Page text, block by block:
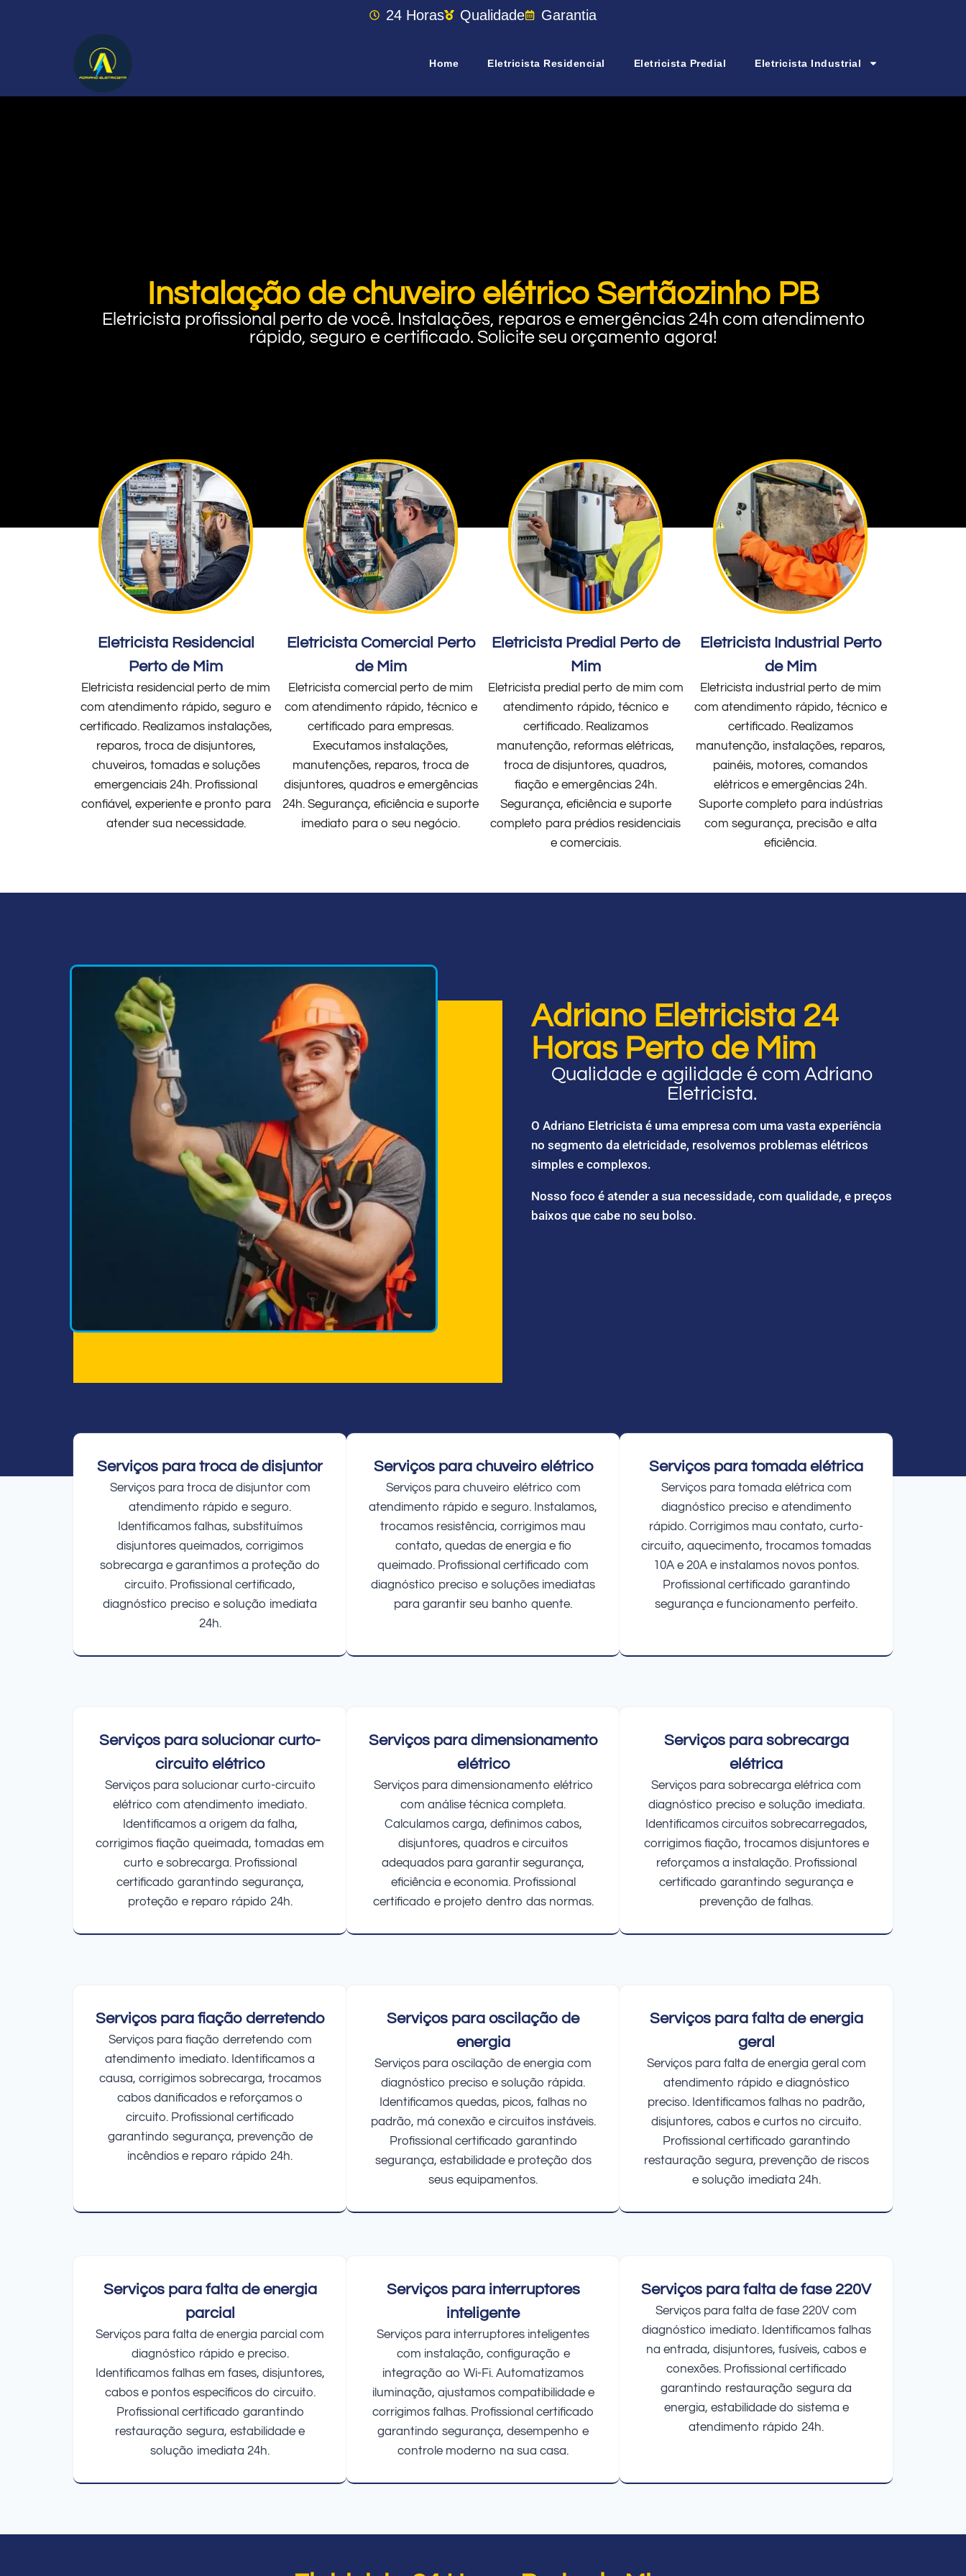
24 Horas Qualidade Garantia
Home Eletricista Residencial Eletricista Predial Eletricista Industrial
Instalação de chuveiro elétrico Sertãozinho PB
Eletricista profissional perto de você. Instalações, reparos e emergências 24h com atendimento
rápido, seguro e certificado. Solicite seu orçamento agora!
Eletricista Residencial
Perto de Mim
Eletricista residencial perto de mim
com atendimento rápido, seguro e
certificado. Realizamos instalações,
reparos, troca de disjuntores,
chuveiros, tomadas e soluções
emergenciais 24h. Profissional
confiável, experiente e pronto para
atender sua necessidade.
Eletricista Comercial Perto
de Mim
Eletricista comercial perto de mim
com atendimento rápido, técnico e
certificado para empresas.
Executamos instalações,
manutenções, reparos, troca de
disjuntores, quadros e emergências
24h. Segurança, eficiência e suporte
imediato para o seu negócio.
Eletricista Predial Perto de
Mim
Eletricista predial perto de mim com
atendimento rápido, técnico e
certificado. Realizamos
manutenção, reformas elétricas,
troca de disjuntores, quadros,
fiação e emergências 24h.
Segurança, eficiência e suporte
completo para prédios residenciais
e comerciais.
Eletricista Industrial Perto
de Mim
Eletricista industrial perto de mim
com atendimento rápido, técnico e
certificado. Realizamos
manutenção, instalações, reparos,
painéis, motores, comandos
elétricos e emergências 24h.
Suporte completo para indústrias
com segurança, precisão e alta
eficiência.
Adriano Eletricista 24
Horas Perto de Mim
Qualidade e agilidade é com Adriano
Eletricista.
O Adriano Eletricista é uma empresa com uma vasta experiência
no segmento da eletricidade, resolvemos problemas elétricos
simples e complexos.
Nosso foco é atender a sua necessidade, com qualidade, e preços
baixos que cabe no seu bolso.
Serviços para troca de disjuntor
Serviços para troca de disjuntor com
atendimento rápido e seguro.
Identificamos falhas, substituímos
disjuntores queimados, corrigimos
sobrecarga e garantimos a proteção do
circuito. Profissional certificado,
diagnóstico preciso e solução imediata
24h.
Serviços para chuveiro elétrico
Serviços para chuveiro elétrico com
atendimento rápido e seguro. Instalamos,
trocamos resistência, corrigimos mau
contato, quedas de energia e fio
queimado. Profissional certificado com
diagnóstico preciso e soluções imediatas
para garantir seu banho quente.
Serviços para tomada elétrica
Serviços para tomada elétrica com
diagnóstico preciso e atendimento
rápido. Corrigimos mau contato, curto-
circuito, aquecimento, trocamos tomadas
10A e 20A e instalamos novos pontos.
Profissional certificado garantindo
segurança e funcionamento perfeito.
Serviços para solucionar curto-
circuito elétrico
Serviços para solucionar curto-circuito
elétrico com atendimento imediato.
Identificamos a origem da falha,
corrigimos fiação queimada, tomadas em
curto e sobrecarga. Profissional
certificado garantindo segurança,
proteção e reparo rápido 24h.
Serviços para dimensionamento
elétrico
Serviços para dimensionamento elétrico
com análise técnica completa.
Calculamos carga, definimos cabos,
disjuntores, quadros e circuitos
adequados para garantir segurança,
eficiência e economia. Profissional
certificado e projeto dentro das normas.
Serviços para sobrecarga
elétrica
Serviços para sobrecarga elétrica com
diagnóstico preciso e solução imediata.
Identificamos circuitos sobrecarregados,
corrigimos fiação, trocamos disjuntores e
reforçamos a instalação. Profissional
certificado garantindo segurança e
prevenção de falhas.
Serviços para fiação derretendo
Serviços para fiação derretendo com
atendimento imediato. Identificamos a
causa, corrigimos sobrecarga, trocamos
cabos danificados e reforçamos o
circuito. Profissional certificado
garantindo segurança, prevenção de
incêndios e reparo rápido 24h.
Serviços para oscilação de
energia
Serviços para oscilação de energia com
diagnóstico preciso e solução rápida.
Identificamos quedas, picos, falhas no
padrão, má conexão e circuitos instáveis.
Profissional certificado garantindo
segurança, estabilidade e proteção dos
seus equipamentos.
Serviços para falta de energia
geral
Serviços para falta de energia geral com
atendimento rápido e diagnóstico
preciso. Identificamos falhas no padrão,
disjuntores, cabos e curtos no circuito.
Profissional certificado garantindo
restauração segura, prevenção de riscos
e solução imediata 24h.
Serviços para falta de energia
parcial
Serviços para falta de energia parcial com
diagnóstico rápido e preciso.
Identificamos falhas em fases, disjuntores,
cabos e pontos específicos do circuito.
Profissional certificado garantindo
restauração segura, estabilidade e
solução imediata 24h.
Serviços para interruptores
inteligente
Serviços para interruptores inteligentes
com instalação, configuração e
integração ao Wi-Fi. Automatizamos
iluminação, ajustamos compatibilidade e
corrigimos falhas. Profissional certificado
garantindo segurança, desempenho e
controle moderno na sua casa.
Serviços para falta de fase 220V
Serviços para falta de fase 220V com
diagnóstico imediato. Identificamos falhas
na entrada, disjuntores, fusíveis, cabos e
conexões. Profissional certificado
garantindo restauração segura da
energia, estabilidade do sistema e
atendimento rápido 24h.